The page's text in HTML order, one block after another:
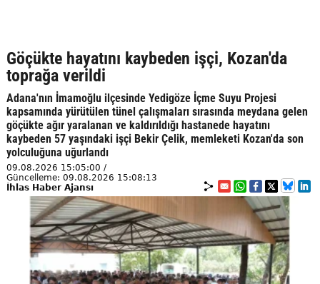
Göçükte hayatını kaybeden işçi, Kozan'da
toprağa verildi
Adana'nın İmamoğlu ilçesinde Yedigöze İçme Suyu Projesi
kapsamında yürütülen tünel çalışmaları sırasında meydana gelen
göçükte ağır yaralanan ve kaldırıldığı hastanede hayatını
kaybeden 57 yaşındaki işçi Bekir Çelik, memleketi Kozan'da son
yolculuğuna uğurlandı
09.08.2026 15:05:00 /
Güncelleme: 09.08.2026 15:08:13
İhlas Haber Ajansı